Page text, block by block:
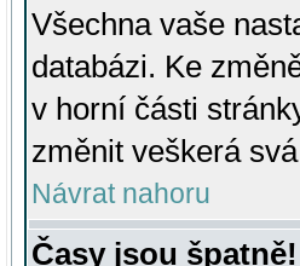
Všechna vaše
databázi. Ke
v horní části
změnit veškerá
Návrat nahoru
Časy jsou špatně!